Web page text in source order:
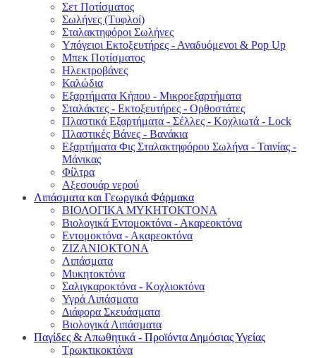
Σετ Ποτίσματος
Σωλήνες (Τυφλοί)
Σταλακτηφόροι Σωλήνες
Υπόγειοι Εκτοξευτήρες - Αναδυόμενοι & Pop Up
Μπεκ Ποτίσματος
Ηλεκτροβάνες
Καλώδια
Εξαρτήματα Κήπου - Μικροεξαρτήματα
Σταλάκτες - Εκτοξευτήρες - Ορθοστάτες
Πλαστικά Εξαρτήματα - Σέλλες - Κοχλιωτά - Lock
Πλαστικές Βάνες - Βανάκια
Εξαρτήματα Φις Σταλακτηφόρου Σωλήνα - Ταινίας -
Μάνικας
Φίλτρα
Αξεσουάρ νερού
Λιπάσματα και Γεωργικά Φάρμακα
ΒΙΟΛΟΓΙΚΑ ΜΥΚΗΤΟΚΤΟΝΑ
Βιολογικά Εντομοκτόνα - Ακαρεοκτόνα
Εντομοκτόνα - Ακαρεοκτόνα
ΖΙΖΑΝΙΟΚΤΟΝΑ
Λιπάσματα
Μυκητοκτόνα
Σαλιγκαροκτόνα - Κοχλιοκτόνα
Υγρά Λιπάσματα
Διάφορα Σκευάσματα
Βιολογικά Λιπάσματα
Παγίδες & Απωθητικά - Προϊόντα Δημόσιας Υγείας
Τρωκτικοκτόνα